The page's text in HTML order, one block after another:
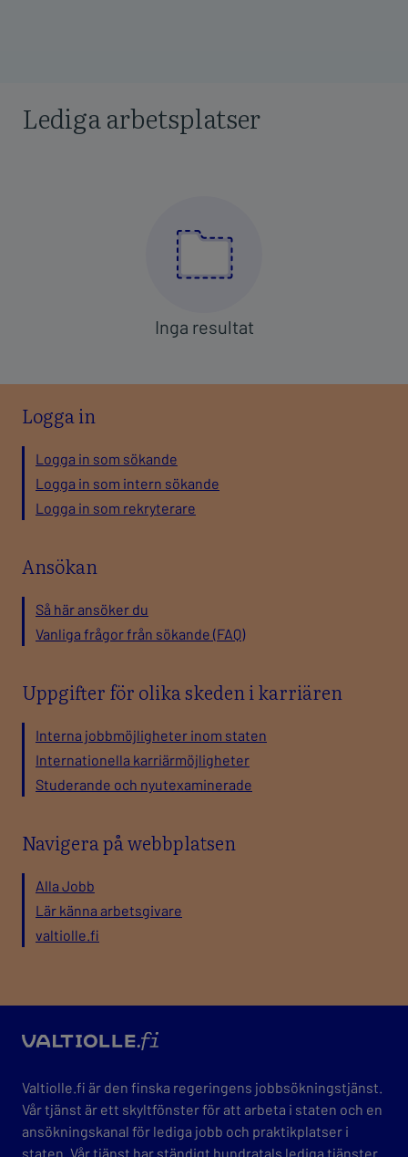
Lediga arbetsplatser
Logga in
Logga in som sökande
Logga in som intern sökande
Logga in som rekryterare
Ansökan
Så här ansöker du
Vanliga frågor från sökande (FAQ)
Uppgifter för olika skeden i karriären
Interna jobbmöjligheter inom staten
Internationella karriärmöjligheter
Studerande och nyutexaminerade
Navigera på webbplatsen
Alla Jobb
Lär känna arbetsgivare
valtiolle.fi
valtio
Valtiolle.fi är den finska regeringens jobbsökningstjänst.
Vår tjänst är ett skyltfönster för att arbeta i staten och en
ansökningskanal för lediga jobb och praktikplatser i
staten. Vår tjänst har ständigt hundratals lediga tjänster